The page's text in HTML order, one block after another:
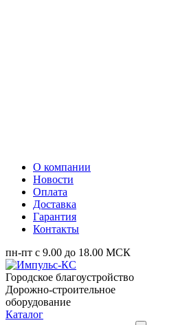
О компании
Новости
Оплата
Доставка
Гарантия
Контакты
пн-пт с 9.00 до 18.00 МСК
Городское благоустройство
Дорожно-строительное
оборудование
Каталог